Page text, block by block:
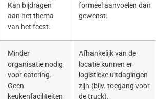
Kan bijdragen
aan het thema
van het feest.
formeel aanvoelen dan
gewenst.
Minder
organisatie nodig
voor catering.
Geen
keukenfaciliteiten
Afhankelijk van de
locatie kunnen er
logistieke uitdagingen
zijn (bijv. toegang voor
de truck).